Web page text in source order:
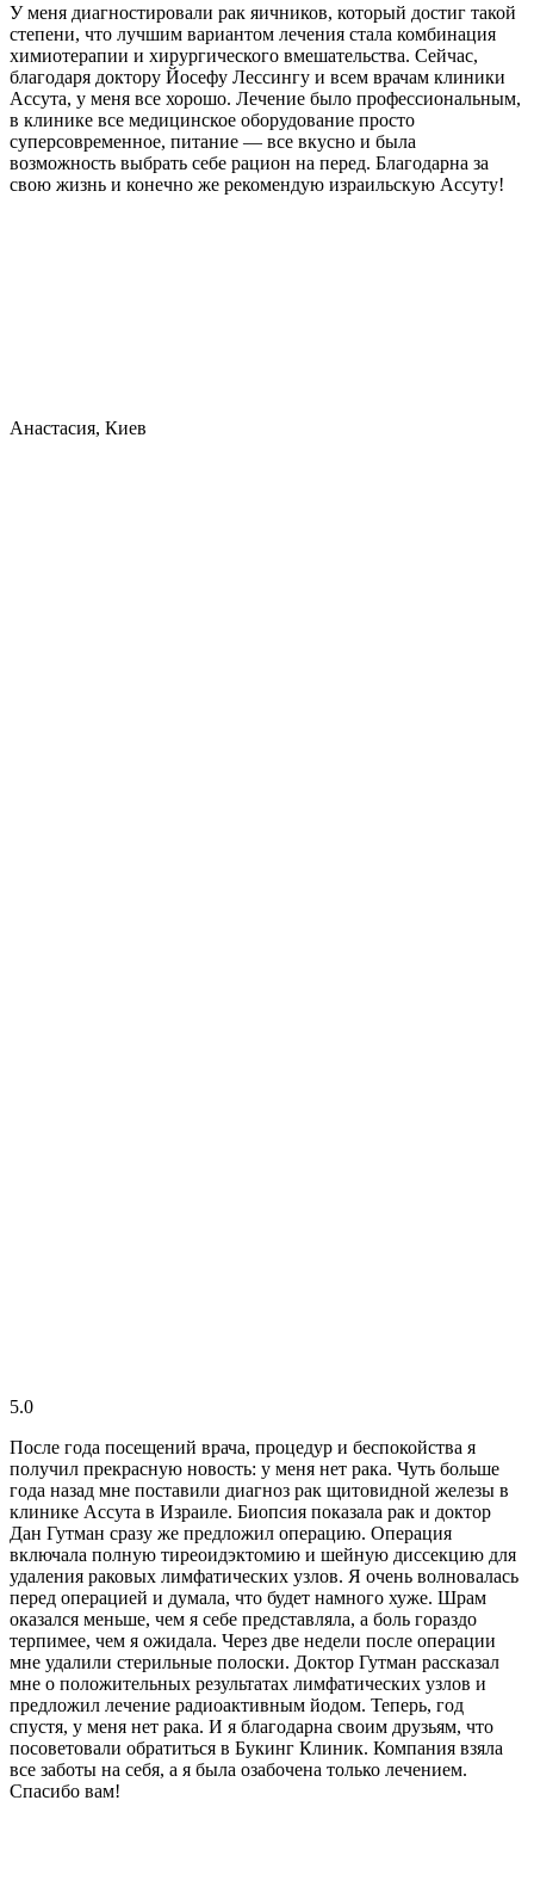
У меня диагностировали рак яичников, который достиг такой
степени, что лучшим вариантом лечения стала комбинация
химиотерапии и хирургического вмешательства. Сейчас,
благодаря доктору Йосефу Лессингу и всем врачам клиники
Ассута, у меня все хорошо. Лечение было профессиональным,
в клинике все медицинское оборудование просто
суперсовременное, питание — все вкусно и была
возможность выбрать себе рацион на перед. Благодарна за
свою жизнь и конечно же рекомендую израильскую Ассуту!
Анастасия, Киев
5.0
После года посещений врача, процедур и беспокойства я
получил прекрасную новость: у меня нет рака. Чуть больше
года назад мне поставили диагноз рак щитовидной железы в
клинике Ассута в Израиле. Биопсия показала рак и доктор
Дан Гутман сразу же предложил операцию. Операция
включала полную тиреоидэктомию и шейную диссекцию для
удаления раковых лимфатических узлов. Я очень волновалась
перед операцией и думала, что будет намного хуже. Шрам
оказался меньше, чем я себе представляла, а боль гораздо
терпимее, чем я ожидала. Через две недели после операции
мне удалили стерильные полоски. Доктор Гутман рассказал
мне о положительных результатах лимфатических узлов и
предложил лечение радиоактивным йодом. Теперь, год
спустя, у меня нет рака. И я благодарна своим друзьям, что
посоветовали обратиться в Букинг Клиник. Компания взяла
все заботы на себя, а я была озабочена только лечением.
Спасибо вам!